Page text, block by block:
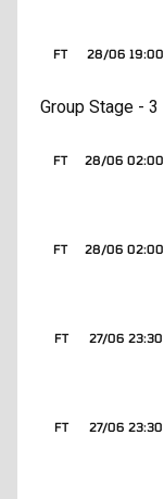
28/06 19:00
FT
Group Stage - 3
28/06 02:00
FT
28/06 02:00
FT
27/06 23:30
FT
27/06 23:30
FT